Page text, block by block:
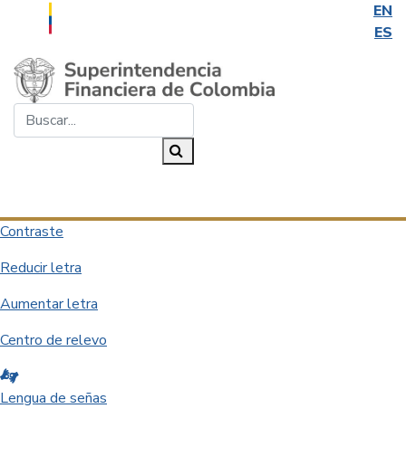
EN
ES
Saltar al contenido principal
Contraste
Reducir letra
Aumentar letra
Centro de relevo
Lengua de señas